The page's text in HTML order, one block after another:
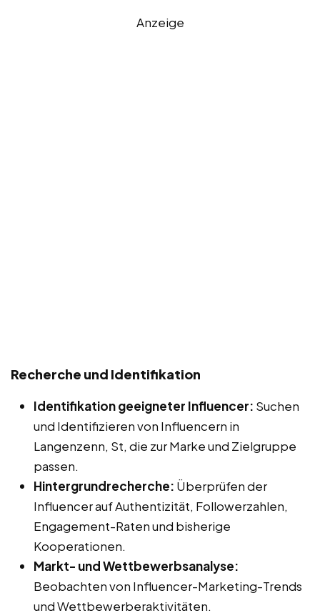
Anzeige
Recherche und Identifikation
Identifikation geeigneter Influencer: Suchen
und Identifizieren von Influencern in
Langenzenn, St, die zur Marke und Zielgruppe
passen.
Hintergrundrecherche: Überprüfen der
Influencer auf Authentizität, Followerzahlen,
Engagement-Raten und bisherige
Kooperationen.
Markt- und Wettbewerbsanalyse:
Beobachten von Influencer-Marketing-Trends
und Wettbewerberaktivitäten.